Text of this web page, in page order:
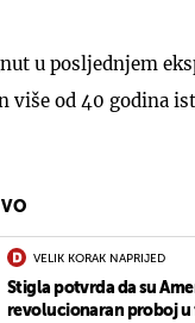
u posljednjem
više od 40 godina
VELIK KORAK NAPRIJED
Stigla potvrda da su
revolucionaran proboj u